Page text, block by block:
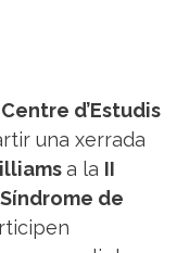
Centre d’Estudis
una xerrada
a la II
de